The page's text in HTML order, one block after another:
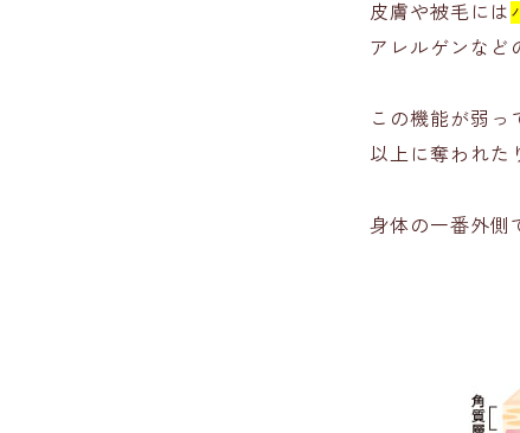
皮膚や被毛には
アレルゲンなど
この機能が弱っ
以上に奪われた
身体の一番外側